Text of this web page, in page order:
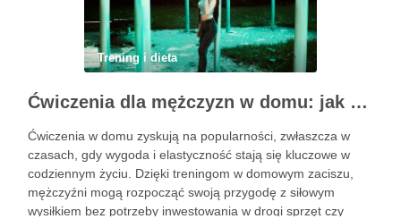
Trening i dieta
Ćwiczenia dla mężczyzn w domu: jak zacząć i utrzymać motywację
Ćwiczenia w domu zyskują na popularności, zwłaszcza w
czasach, gdy wygoda i elastyczność stają się kluczowe w
codziennym życiu. Dzięki treningom w domowym zaciszu,
mężczyźni mogą rozpocząć swoją przygodę z siłowym
wysiłkiem bez potrzeby inwestowania w drogi sprzęt czy